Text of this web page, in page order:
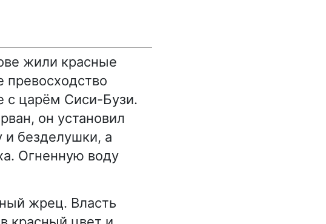
жили красные
с царём Сиси-Бузи.
он установил
и безделушки, а
Огненную воду
жрец. Власть